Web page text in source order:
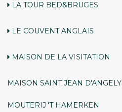
LA TOUR BED&BRUGES
LE COUVENT ANGLAIS
MAISON DE LA VISITATION
MAISON SAINT JEAN D'ANGELY
MOUTERIJ 'T HAMERKEN